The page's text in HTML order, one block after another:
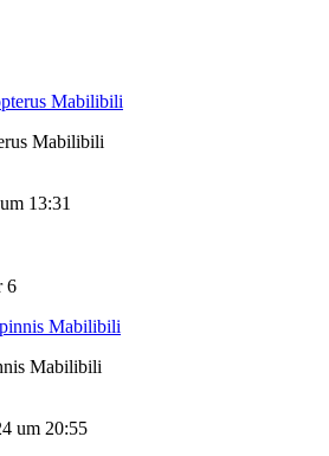
Mabilibili
13:31
6
Mabilibili
um 20:55